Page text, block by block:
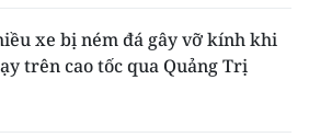
xe bị ném đá gây vỡ kính khi
trên cao tốc qua Quảng Trị